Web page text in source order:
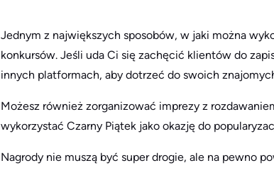
Jednym z największych sposobów, w jaki można
konkursów. Jeśli uda Ci się zachęcić klientów do
innych platformach, aby dotrzeć do swoich
Możesz również zorganizować imprezy z
wykorzystać Czarny Piątek jako okazję do
Nagrody nie muszą być super drogie, ale na pewno